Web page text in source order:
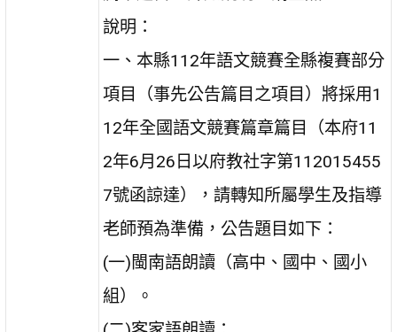
說明：
一、本縣112年語文競賽全縣複賽部分
項目（事先公告篇目之項目）將採用1
12年全國語文競賽篇章篇目（本府11
2年6月26日以府教社字第112015455
7號函諒達），請轉知所屬學生及指導
老師預為準備，公告題目如下：
(一)閩南語朗讀（高中、國中、國小
組）。